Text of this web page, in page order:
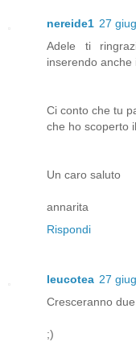
nereide1 27
Adele ti
inserendo anche
Ci conto che tu
che ho scoperto
Un caro saluto
annarita
Rispondi
leucotea 27
Cresceranno
;)